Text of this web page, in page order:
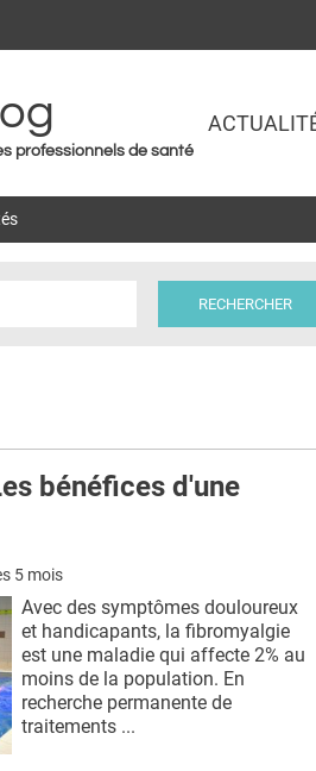
professionnels de santé
bénéfices d'une
5 mois
Avec des symptômes douloureux
et handicapants, la fibromyalgie
est une maladie qui affecte 2% au
moins de la population. En
recherche permanente de
traitements ...